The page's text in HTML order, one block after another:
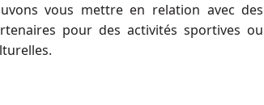
vous mettre en relation avec des
pour des activités sportives ou